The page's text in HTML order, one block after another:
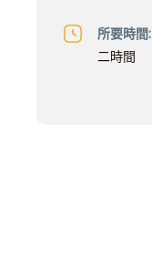
所要時間:
二時間